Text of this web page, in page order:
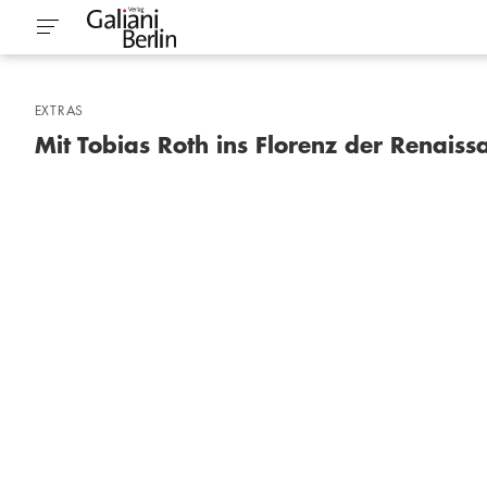
EXTRAS
Mit Tobias Roth ins Florenz der